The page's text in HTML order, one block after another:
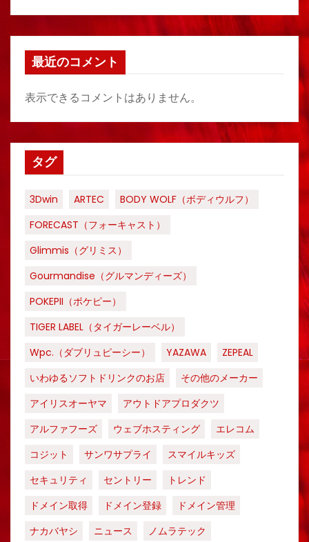
最近のコメント
表示できるコメントはありません。
タグ
3Dwin ARTEC
BODY WOLF（ボディウルフ）
FORECAST（フォーキャスト）
Glimmis（グリミス）
Gourmandise（グルマンディーズ）
POKEPII（ポケピー）
TIGER LABEL（タイガーレーベル）
Wpc.（ダブリュピーシー）
YAZAWA
ZEPEAL
いわゆるソフトドリンクのお店
その他のメーカー
アイリスオーヤマ
アウトドアプロダクツ
アルファフーズ
ウェブホスティング
エレコム
コジット
サンワサプライ
スマイルキッズ
セキュリティ
セントリー
トレンド
ドメイン取得
ドメイン登録
ドメイン管理
ナカバヤシ
ニュース ノムラテック